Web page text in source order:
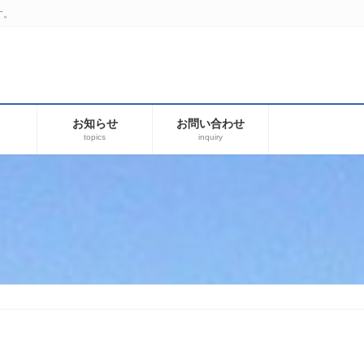
お知らせ
topics
お問い合わせ
inquiry